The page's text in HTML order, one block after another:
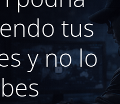
tus
y no lo